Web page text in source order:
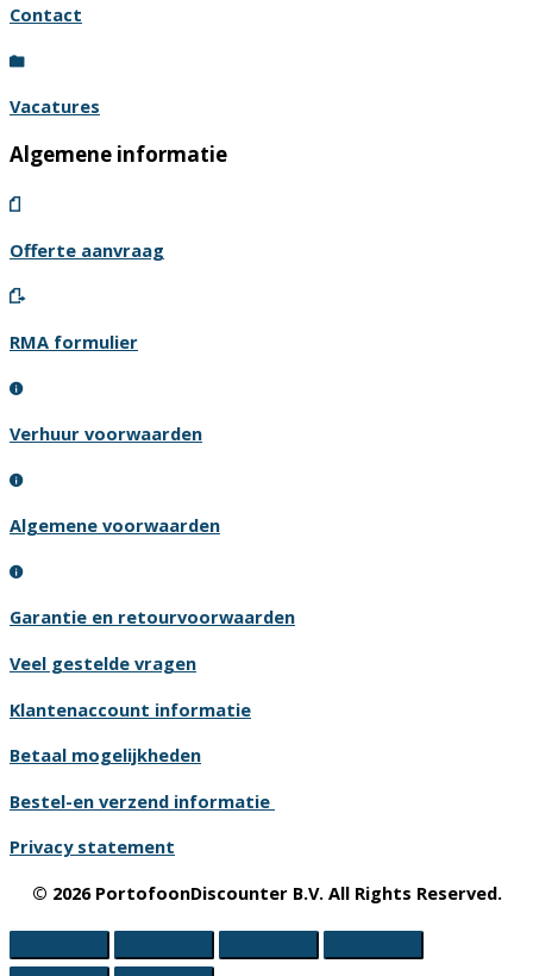
Contact
Vacatures
Algemene informatie
Offerte aanvraag
RMA formulier
Verhuur voorwaarden
Algemene voorwaarden
Garantie en retourvoorwaarden
Veel gestelde vragen
Klantenaccount informatie
Betaal mogelijkheden
Bestel-en verzend informatie
Privacy statement
© 2026 PortofoonDiscounter B.V. All Rights Reserved.